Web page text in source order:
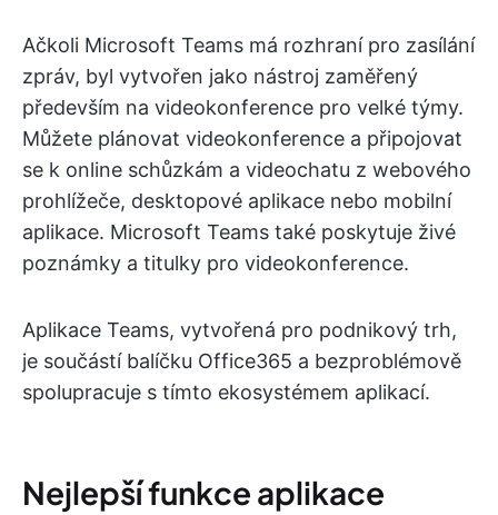
Ačkoli Microsoft Teams má rozhraní pro zasílání
zpráv, byl vytvořen jako nástroj zaměřený
především na videokonference pro velké týmy.
Můžete plánovat videokonference a připojovat
se k online schůzkám a videochatu z webového
prohlížeče, desktopové aplikace nebo mobilní
aplikace. Microsoft Teams také poskytuje živé
poznámky a titulky pro videokonference.
Aplikace Teams, vytvořená pro podnikový trh,
je součástí balíčku Office365 a bezproblémově
spolupracuje s tímto ekosystémem aplikací.
Nejlepší funkce aplikace